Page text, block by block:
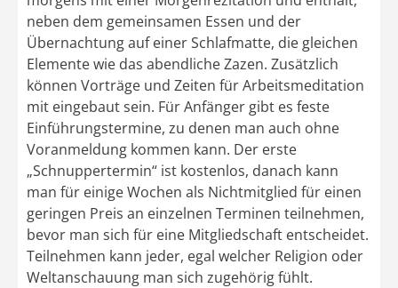
neben dem gemeinsamen Essen und der
Übernachtung auf einer Schlafmatte, die gleichen
Elemente wie das abendliche Zazen. Zusätzlich
können Vorträge und Zeiten für Arbeitsmeditation
mit eingebaut sein. Für Anfänger gibt es feste
Einführungstermine, zu denen man auch ohne
Voranmeldung kommen kann. Der erste
„Schnuppertermin“ ist kostenlos, danach kann
man für einige Wochen als Nichtmitglied für einen
geringen Preis an einzelnen Terminen teilnehmen,
bevor man sich für eine Mitgliedschaft entscheidet.
Teilnehmen kann jeder, egal welcher Religion oder
Weltanschauung man sich zugehörig fühlt.